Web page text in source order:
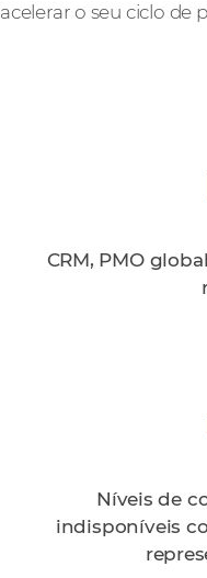
acelerar o seu ciclo de
CRM, PMO
Níveis de
indisponíveis